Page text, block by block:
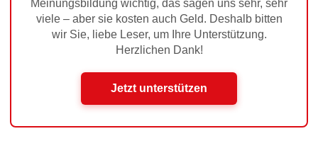
Meinungsbildung wichtig, das sagen uns sehr, sehr
viele – aber sie kosten auch Geld. Deshalb bitten
wir Sie, liebe Leser, um Ihre Unterstützung.
Herzlichen Dank!
Jetzt unterstützen